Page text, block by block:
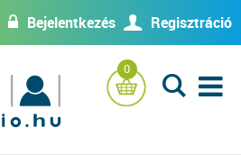
w Bejelentkezés U Regisztráció
0
L